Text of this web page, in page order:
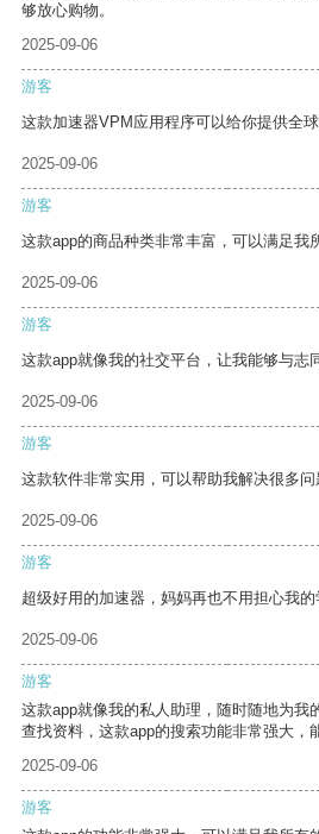
够放心购物。
2025-09-06
游客
这款加速器VPM应用程序可以给你提供全
2025-09-06
游客
这款app的商品种类非常丰富，可以满足我
2025-09-06
游客
这款app就像我的社交平台，让我能够与志
2025-09-06
游客
这款软件非常实用，可以帮助我解决很多问
2025-09-06
游客
超级好用的加速器，妈妈再也不用担心我的
2025-09-06
游客
这款app就像我的私人助理，随时随地为我
查找资料，这款app的搜索功能非常强大，
2025-09-06
游客